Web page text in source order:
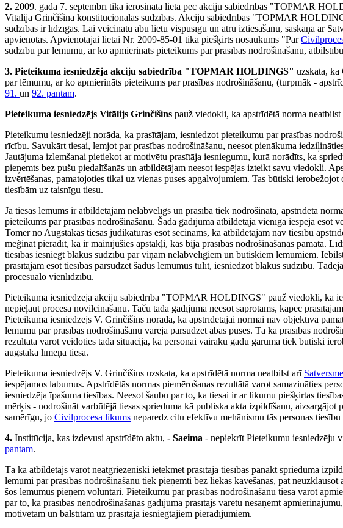
2. 2009. gada 7. septembrī tika ierosināta lieta pēc akciju sabiedrības "TOPMAR
Vitālija Grinčišina konstitucionālās sūdzības. Akciju sabiedrības "TOPMAR
sūdzības ir līdzīgas. Lai veicinātu abu lietu vispusīgu un ātru iztiesāšanu, saskaņā ar
apvienotas. Apvienotajai lietai Nr. 2009-85-01 tika piešķirts nosaukums "Par
sūdzību par lēmumu, ar ko apmierināts pieteikums par prasības nodrošināšanu, atbilstību
3. Pieteikuma iesniedzēja akciju sabiedrība "TOPMAR HOLDINGS" uzskata, ka
par lēmumu, ar ko apmierināts pieteikums par prasības nodrošināšanu, (turpmāk -
91. un 92. pantam.
Pieteikuma iesniedzējs Vitālijs Grinčišins pauž viedokli, ka apstrīdētā norma neatbilst
Pieteikumu iesniedzēji norāda, ka prasītājam, iesniedzot pieteikumu par prasības
rīcību. Savukārt tiesai, lemjot par prasības nodrošināšanu, neesot pienākuma
Jautājuma izlemšanai pietiekot ar motivētu prasītāja iesniegumu, kurā norādīts, ka
pieņemts bez pušu piedalīšanās un atbildētājam neesot iespējas izteikt savu viedokli.
izvērtēšanas, pamatojoties tikai uz vienas puses apgalvojumiem. Tas būtiski
tiesībām uz taisnīgu tiesu.
Ja tiesas lēmums ir atbildētājam nelabvēlīgs un prasība tiek nodrošināta, apstrīdētā
pieteikums par prasības nodrošināšanu. Šādā gadījumā atbildētāja vienīgā iespēja esot
Tomēr no Augstākās tiesas judikatūras esot secināms, ka atbildētājam nav tiesību
mēģināt pierādīt, ka ir mainījušies apstākļi, kas bija prasības nodrošināšanas pamatā.
tiesības iesniegt blakus sūdzību par viņam nelabvēlīgiem un būtiskiem lēmumiem.
prasītājam esot tiesības pārsūdzēt šādus lēmumus tūlīt, iesniedzot blakus sūdzību.
procesuālo vienlīdzību.
Pieteikuma iesniedzēja akciju sabiedrība "TOPMAR HOLDINGS" pauž viedokli, ka
nepieļaut procesa novilcināšanu. Taču tādā gadījumā neesot saprotams, kāpēc
Pieteikuma iesniedzējs V. Grinčišins norāda, ka apstrīdētajai normai nav objektīva
lēmumu par prasības nodrošināšanu varēja pārsūdzēt abas puses. Tā kā prasības
rezultātā varot veidoties tāda situācija, ka personai vairāku gadu garumā tiek būtiski
augstāka līmeņa tiesā.
Pieteikuma iesniedzējs V. Grinčišins uzskata, ka apstrīdētā norma neatbilst arī
iespējamos labumus. Apstrīdētās normas piemērošanas rezultātā varot samazināties
iesniedzēja īpašuma tiesības. Neesot šaubu par to, ka tiesai ir ar likumu piešķirtas
mērķis - nodrošināt varbūtējā tiesas sprieduma kā publiska akta izpildīšanu,
samērīgu, jo Civilprocesa likums neparedz citu efektīvu mehānismu tās personas
4. Institūcija, kas izdevusi apstrīdēto aktu, - Saeima - nepiekrīt Pieteikumu iesniedzēju
pantam.
Tā kā atbildētājs varot neatgriezeniski ietekmēt prasītāja tiesības panākt sprieduma
lēmumi par prasības nodrošināšanu tiek pieņemti bez liekas kavēšanās, pat
šos lēmumus pieņem voluntāri. Pieteikumu par prasības nodrošināšanu tiesa varot
par to, ka prasības nenodrošināšanas gadījumā prasītājs varētu nesaņemt
motivētam un balstītam uz prasītāja iesniegtajiem pierādījumiem.